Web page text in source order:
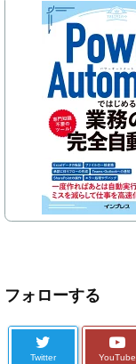
フォローする
Twitter YouTube